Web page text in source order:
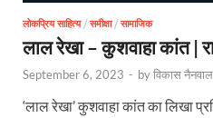
लोकप्रिय साहित्य/ समीक्षा/ सामाजिक
लाल रेखा – कुशवाहा कांत |
September 6, 2023 - byविकास
‘लाल रेखा’ कुशवाहा कांत का लिखा